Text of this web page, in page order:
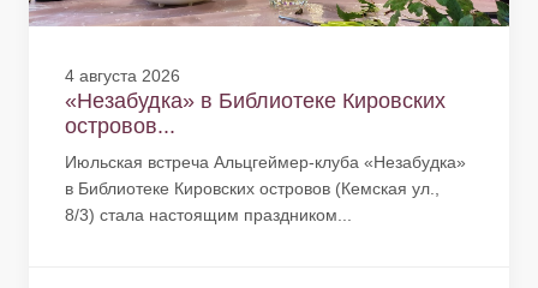
4 августа 2026
«Незабудка» в Библиотеке Кировских
островов...
Июльская встреча Альцгеймер-клуба «Незабудка»
в Библиотеке Кировских островов (Кемская ул.,
8/3) стала настоящим праздником...